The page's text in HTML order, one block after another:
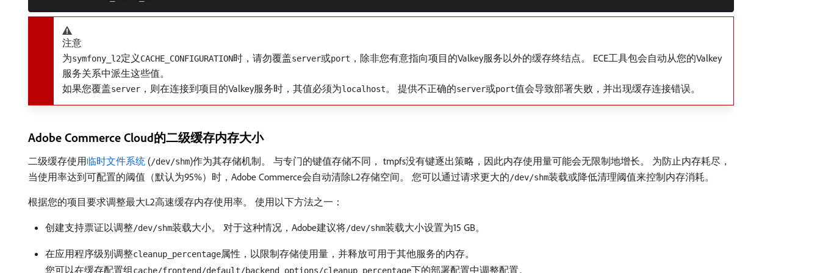
注意
为symfony_l2定义 CACHE_CONFIGURATION时，请勿覆盖server或port ，除非您有意指向项目的Valkey服务以外的缓存终结点。 ECE工具包会自动从您的Valkey
服务关系中派生这些值。
如果您覆盖server ，则在连接到项目的Valkey服务时，其值必须为localhost。 提供不正确的server或port值会导致部署失败，并出现缓存连接错误。
Adobe Commerce Cloud的二级缓存内存大小
二级缓存使用临时文件系统 (/dev/shm)作为其存储机制。 与专门的键值存储不同， tmpfs没有键逐出策略，因此内存使用量可能会无限制地增长。 为防止内存耗尽，
当使用率达到可配置的阈值（默认为95%）时，Adobe Commerce会自动清除L2存储空间。 您可以通过请求更大的/dev/shm装载或降低清理阈值来控制内存消耗。
根据您的项目要求调整最大L2高速缓存内存使用率。 使用以下方法之一：
创建支持票证以调整/dev/shm装载大小。 对于这种情况，Adobe建议将/dev/shm装载大小设置为15 GB。
在应用程序级别调整cleanup_percentage属性，以限制存储使用量，并释放可用于其他服务的内存。
您可以在缓存配置组cache/frontend/default/backend_options/cleanup_percentage下的部署配置中调整配置。